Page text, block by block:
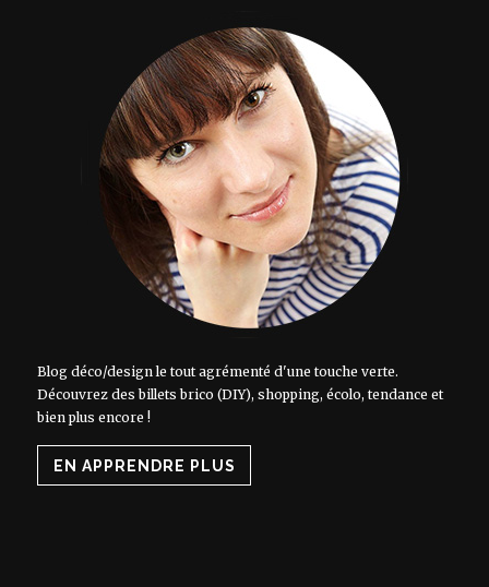
Blog déco/design le tout agrémenté d'une touche verte.
Découvrez des billets brico (DIY), shopping, écolo, tendance et
bien plus encore !
EN APPRENDRE PLUS